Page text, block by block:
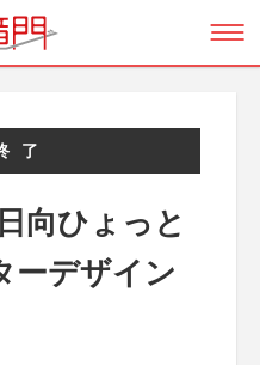
了
向ひょっと
ーデザイン